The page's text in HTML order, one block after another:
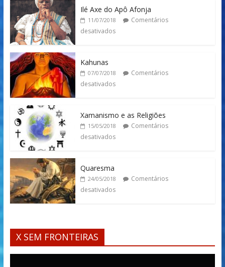
Ilé Axe do Apô Afonja
11/07/2018
Comentários
desativados
Kahunas
07/07/2018
Comentários
desativados
Xamanismo e as Religiões
15/05/2018
Comentários
desativados
Quaresma
24/05/2018
Comentários
desativados
X SEM FRONTEIRAS